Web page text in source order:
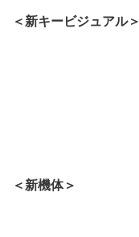
＜新キービジュアル＞
＜新機体＞